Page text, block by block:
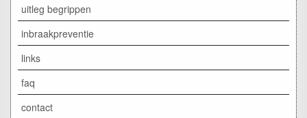
uitleg begrippen
inbraakpreventie
links
faq
contact